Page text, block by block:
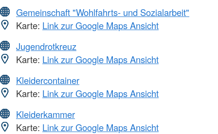
Gemeinschaft "Wohlfahrts- und Sozialarbeit"
Karte: Link zur Google Maps Ansicht
Jugendrotkreuz
Karte: Link zur Google Maps Ansicht
Kleidercontainer
Karte: Link zur Google Maps Ansicht
Kleiderkammer
Karte: Link zur Google Maps Ansicht